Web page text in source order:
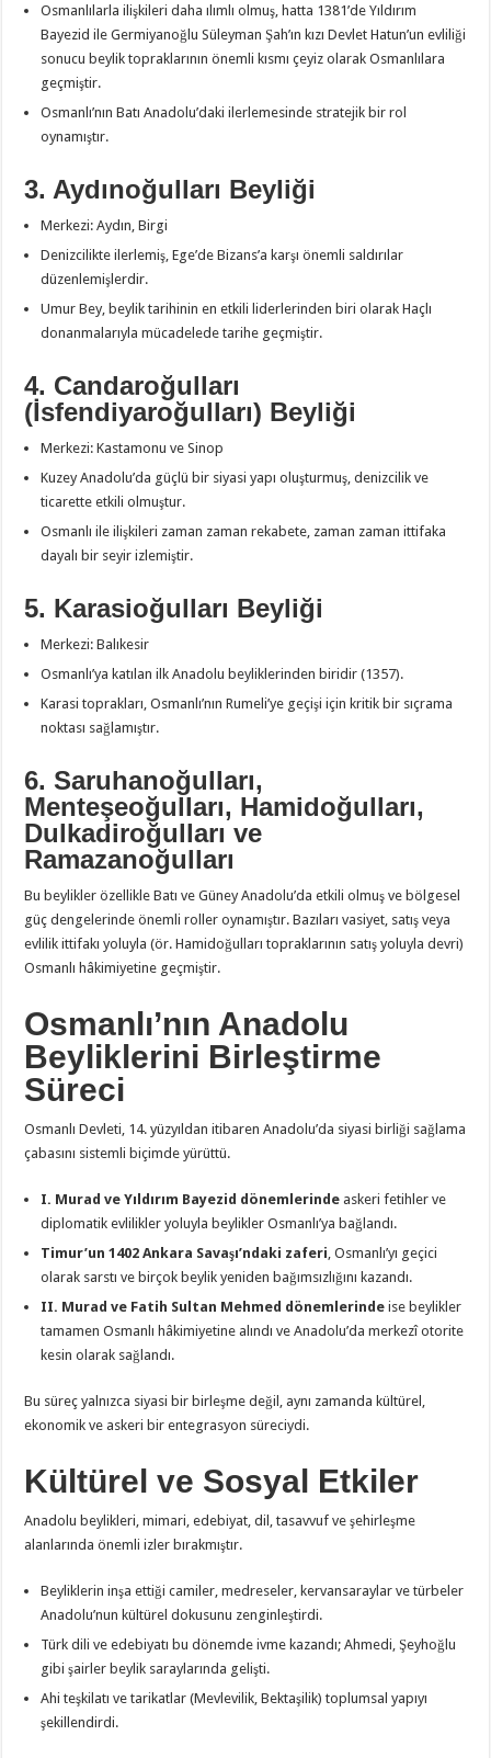
Osmanlılarla ilişkileri daha ılımlı olmuş, hatta 1381’de Yıldırım
Bayezid ile Germiyanoğlu Süleyman Şah’ın kızı Devlet Hatun’un evliliği
sonucu beylik topraklarının önemli kısmı çeyiz olarak Osmanlılara
geçmiştir.
Osmanlı’nın Batı Anadolu’daki ilerlemesinde stratejik bir rol
oynamıştır.
3. Aydınoğulları Beyliği
Merkezi: Aydın, Birgi
Denizcilikte ilerlemiş, Ege’de Bizans’a karşı önemli saldırılar
düzenlemişlerdir.
Umur Bey, beylik tarihinin en etkili liderlerinden biri olarak Haçlı
donanmalarıyla mücadelede tarihe geçmiştir.
4. Candaroğulları
(İsfendiyaroğulları) Beyliği
Merkezi: Kastamonu ve Sinop
Kuzey Anadolu’da güçlü bir siyasi yapı oluşturmuş, denizcilik ve
ticarette etkili olmuştur.
Osmanlı ile ilişkileri zaman zaman rekabete, zaman zaman ittifaka
dayalı bir seyir izlemiştir.
5. Karasioğulları Beyliği
Merkezi: Balıkesir
Osmanlı’ya katılan ilk Anadolu beyliklerinden biridir (1357).
Karasi toprakları, Osmanlı’nın Rumeli’ye geçişi için kritik bir sıçrama
noktası sağlamıştır.
6. Saruhanoğulları,
Menteşeoğulları, Hamidoğulları,
Dulkadiroğulları ve
Ramazanoğulları
Bu beylikler özellikle Batı ve Güney Anadolu’da etkili olmuş ve bölgesel
güç dengelerinde önemli roller oynamıştır. Bazıları vasiyet, satış veya
evlilik ittifakı yoluyla (ör. Hamidoğulları topraklarının satış yoluyla devri)
Osmanlı hâkimiyetine geçmiştir.
Osmanlı’nın Anadolu
Beyliklerini Birleştirme
Süreci
Osmanlı Devleti, 14. yüzyıldan itibaren Anadolu’da siyasi birliği sağlama
çabasını sistemli biçimde yürüttü.
I. Murad ve Yıldırım Bayezid dönemlerinde askeri fetihler ve
diplomatik evlilikler yoluyla beylikler Osmanlı’ya bağlandı.
Timur’un 1402 Ankara Savaşı’ndaki zaferi , Osmanlı’yı geçici
olarak sarstı ve birçok beylik yeniden bağımsızlığını kazandı.
II. Murad ve Fatih Sultan Mehmed dönemlerinde ise beylikler
tamamen Osmanlı hâkimiyetine alındı ve Anadolu’da merkezî otorite
kesin olarak sağlandı.
Bu süreç yalnızca siyasi bir birleşme değil, aynı zamanda kültürel,
ekonomik ve askeri bir entegrasyon süreciydi.
Kültürel ve Sosyal Etkiler
Anadolu beylikleri, mimari, edebiyat, dil, tasavvuf ve şehirleşme
alanlarında önemli izler bırakmıştır.
Beyliklerin inşa ettiği camiler, medreseler, kervansaraylar ve türbeler
Anadolu’nun kültürel dokusunu zenginleştirdi.
Türk dili ve edebiyatı bu dönemde ivme kazandı; Ahmedi, Şeyhoğlu
gibi şairler beylik saraylarında gelişti.
Ahi teşkilatı ve tarikatlar (Mevlevilik, Bektaşilik) toplumsal yapıyı
şekillendirdi.